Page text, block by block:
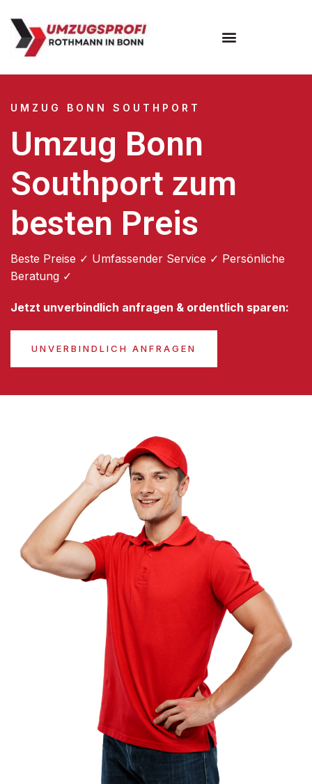
UMZUG BONN SOUTHPORT
Umzug Bonn
Southport zum
besten Preis
Beste Preise ✓ Umfassender Service ✓ Persönliche
Beratung ✓
Jetzt unverbindlich anfragen & ordentlich sparen:
UNVERBINDLICH ANFRAGEN